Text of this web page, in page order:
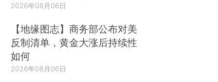
2026年08月06日
【地缘图志】商务部公布对美
反制清单，黄金大涨后持续性
如何
2026年08月06日